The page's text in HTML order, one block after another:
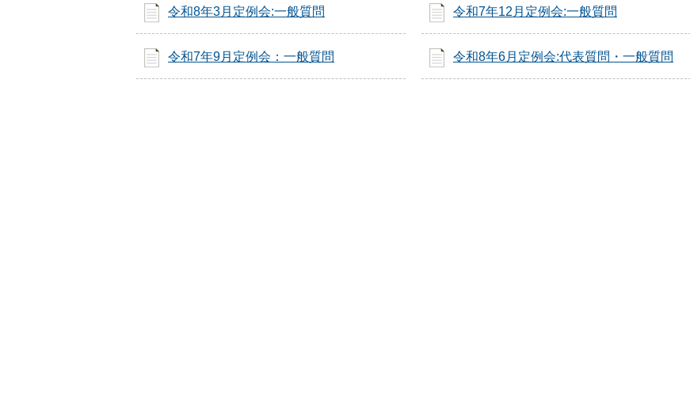
令和8年3月定例会:一般質問 令和7年12月定例会:一般質問
令和7年9月定例会：一般質問 令和8年6月定例会:代表質問・一般質問